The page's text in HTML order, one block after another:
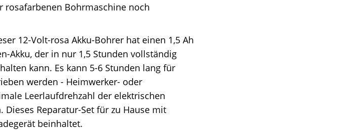
rosafarbenen Bohrmaschine noch
12-Volt-rosa Akku-Bohrer hat einen 1,5 Ah
Akku, der in nur 1,5 Stunden vollständig
kann. Es kann 5-6 Stunden lang für
werden - Heimwerker- oder
Leerlaufdrehzahl der elektrischen
Reparatur-Set für zu Hause mit
beinhaltet.